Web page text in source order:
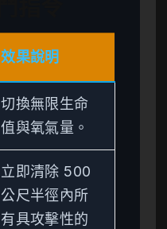
效果說明
切換無限生命
值與氧氣量。
立即清除 500
公尺半徑內所
有具攻擊性的